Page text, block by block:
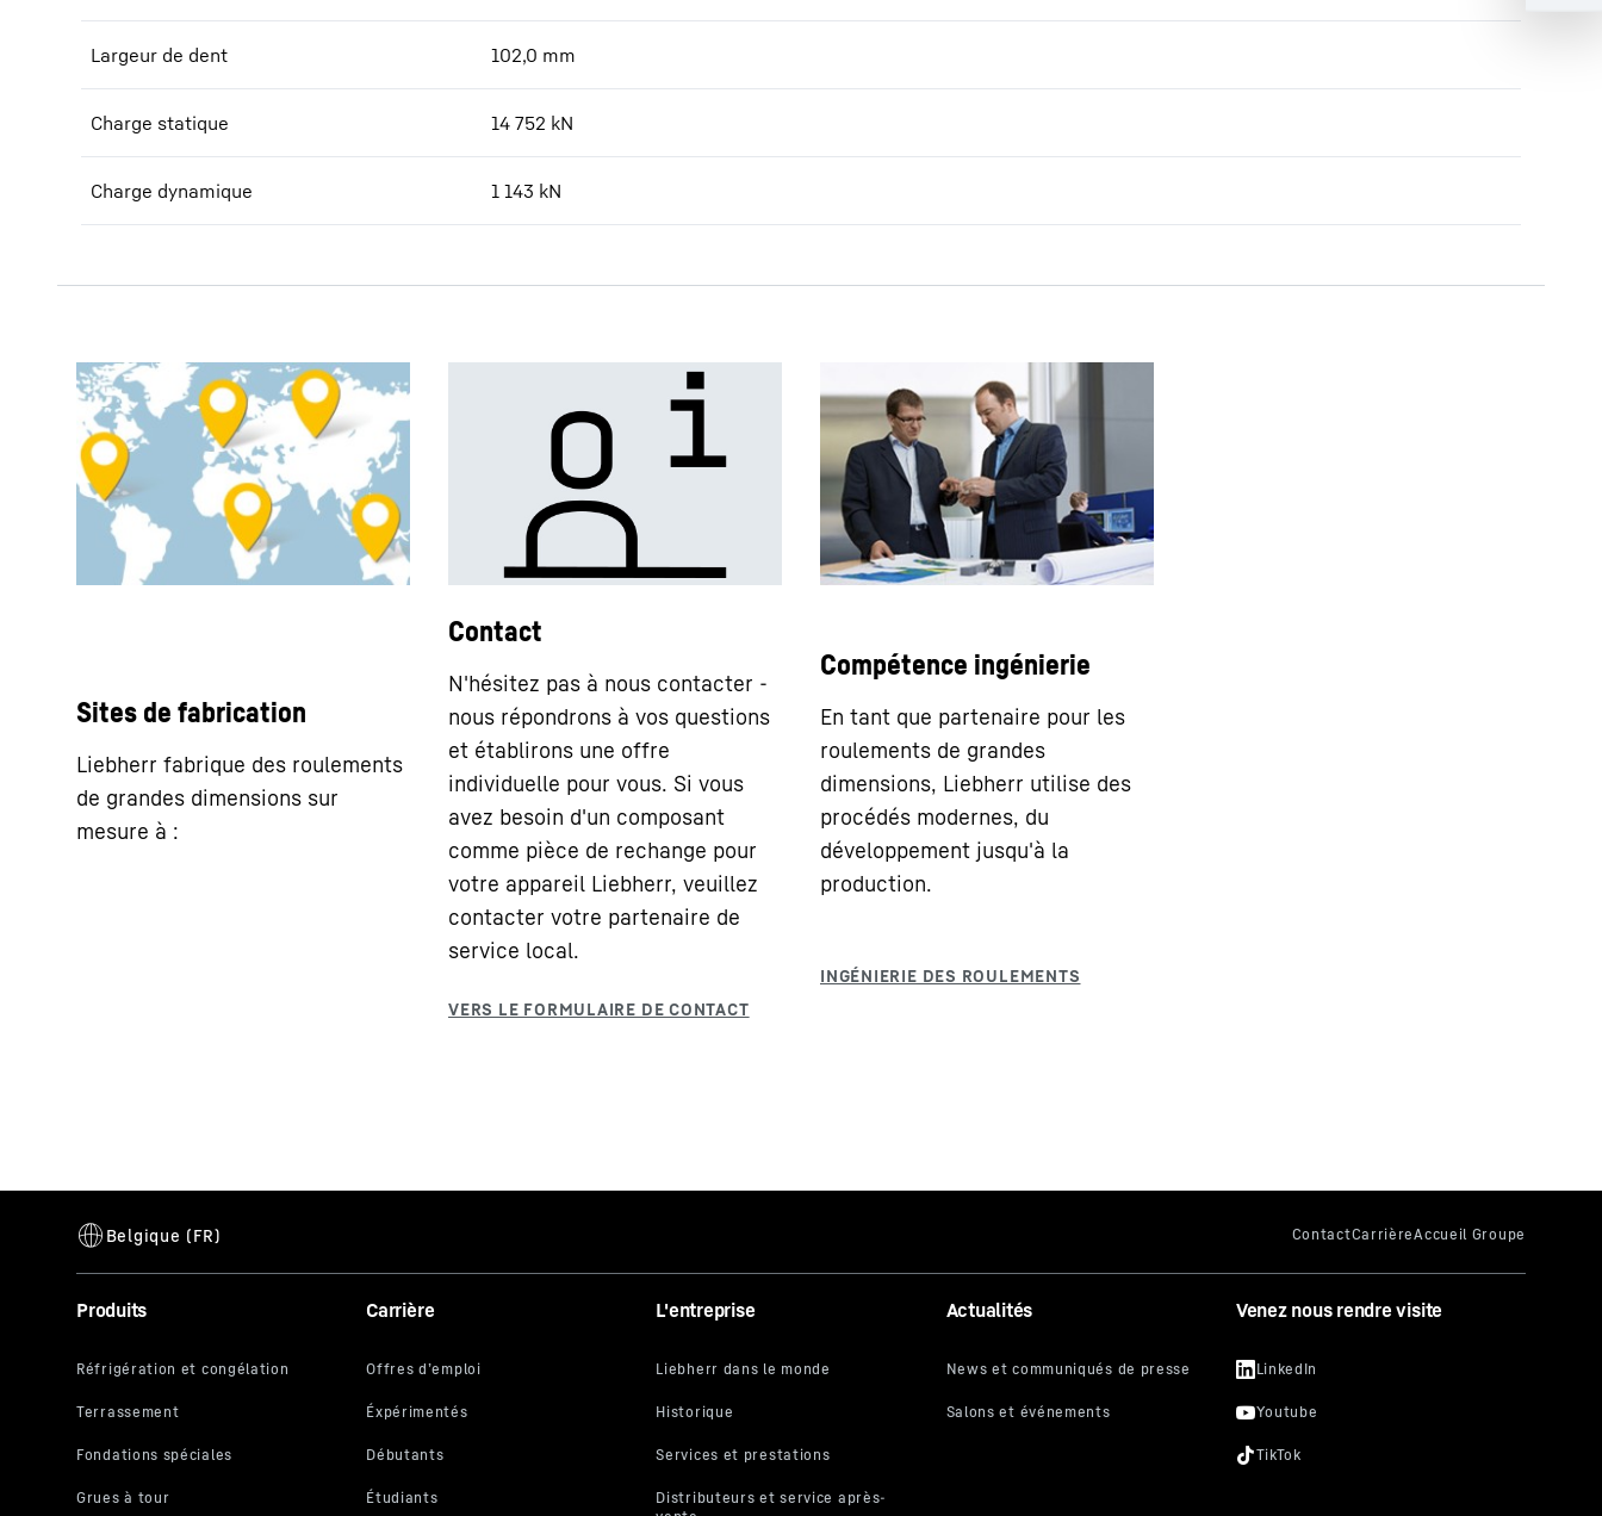
Largeur de dent 102,0 mm
Charge statique 14 752 kN
Charge dynamique 1 143 kN
Sites de fabrication
Liebherr fabrique des roulements
de grandes dimensions sur
mesure à :
Contact
N'hésitez pas à nous contacter -
nous répondrons à vos questions
et établirons une offre
individuelle pour vous. Si vous
avez besoin d'un composant
comme pièce de rechange pour
votre appareil Liebherr, veuillez
contacter votre partenaire de
service local.
Compétence ingénierie
En tant que partenaire pour les
roulements de grandes
dimensions, Liebherr utilise des
procédés modernes, du
développement jusqu'à la
production.
Produits Carrière L'entreprise Actualités Venez nous rendre visite